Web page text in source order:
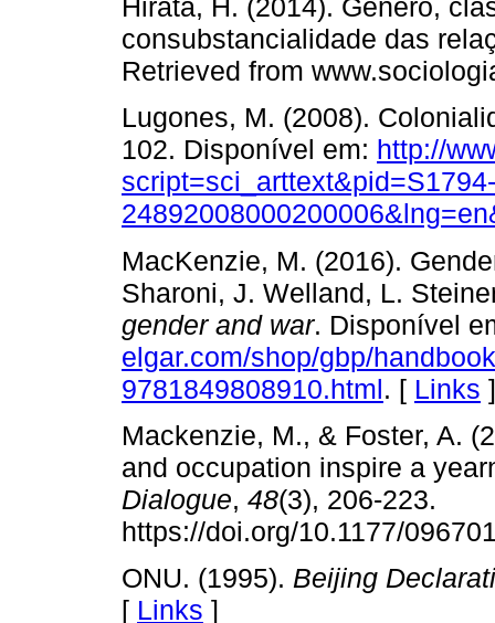
Hirata, H. (2014). Gênero,
consubstancialidade das
Retrieved from
Lugones, M. (2008).
102. Disponível em: http://
script=sci_arttext&pid=S1794-
MacKenzie, M. (2016).
Sharoni, J. Welland, L.
gender and war. Disponível
elgar.com/shop/gbp/
9781849808910.html. [ Links ]
Mackenzie, M., & Foster, A.
and occupation inspire a
Dialogue, 48(3), 206-223.
https://doi.org/10.1177/
ONU. (1995). Beijing
[ Links ]